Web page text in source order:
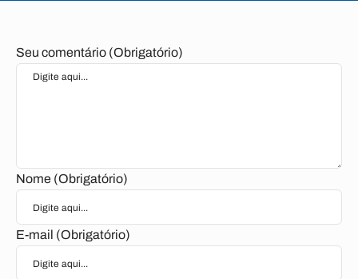
Seu comentário (Obrigatório)
Nome (Obrigatório)
E-mail (Obrigatório)